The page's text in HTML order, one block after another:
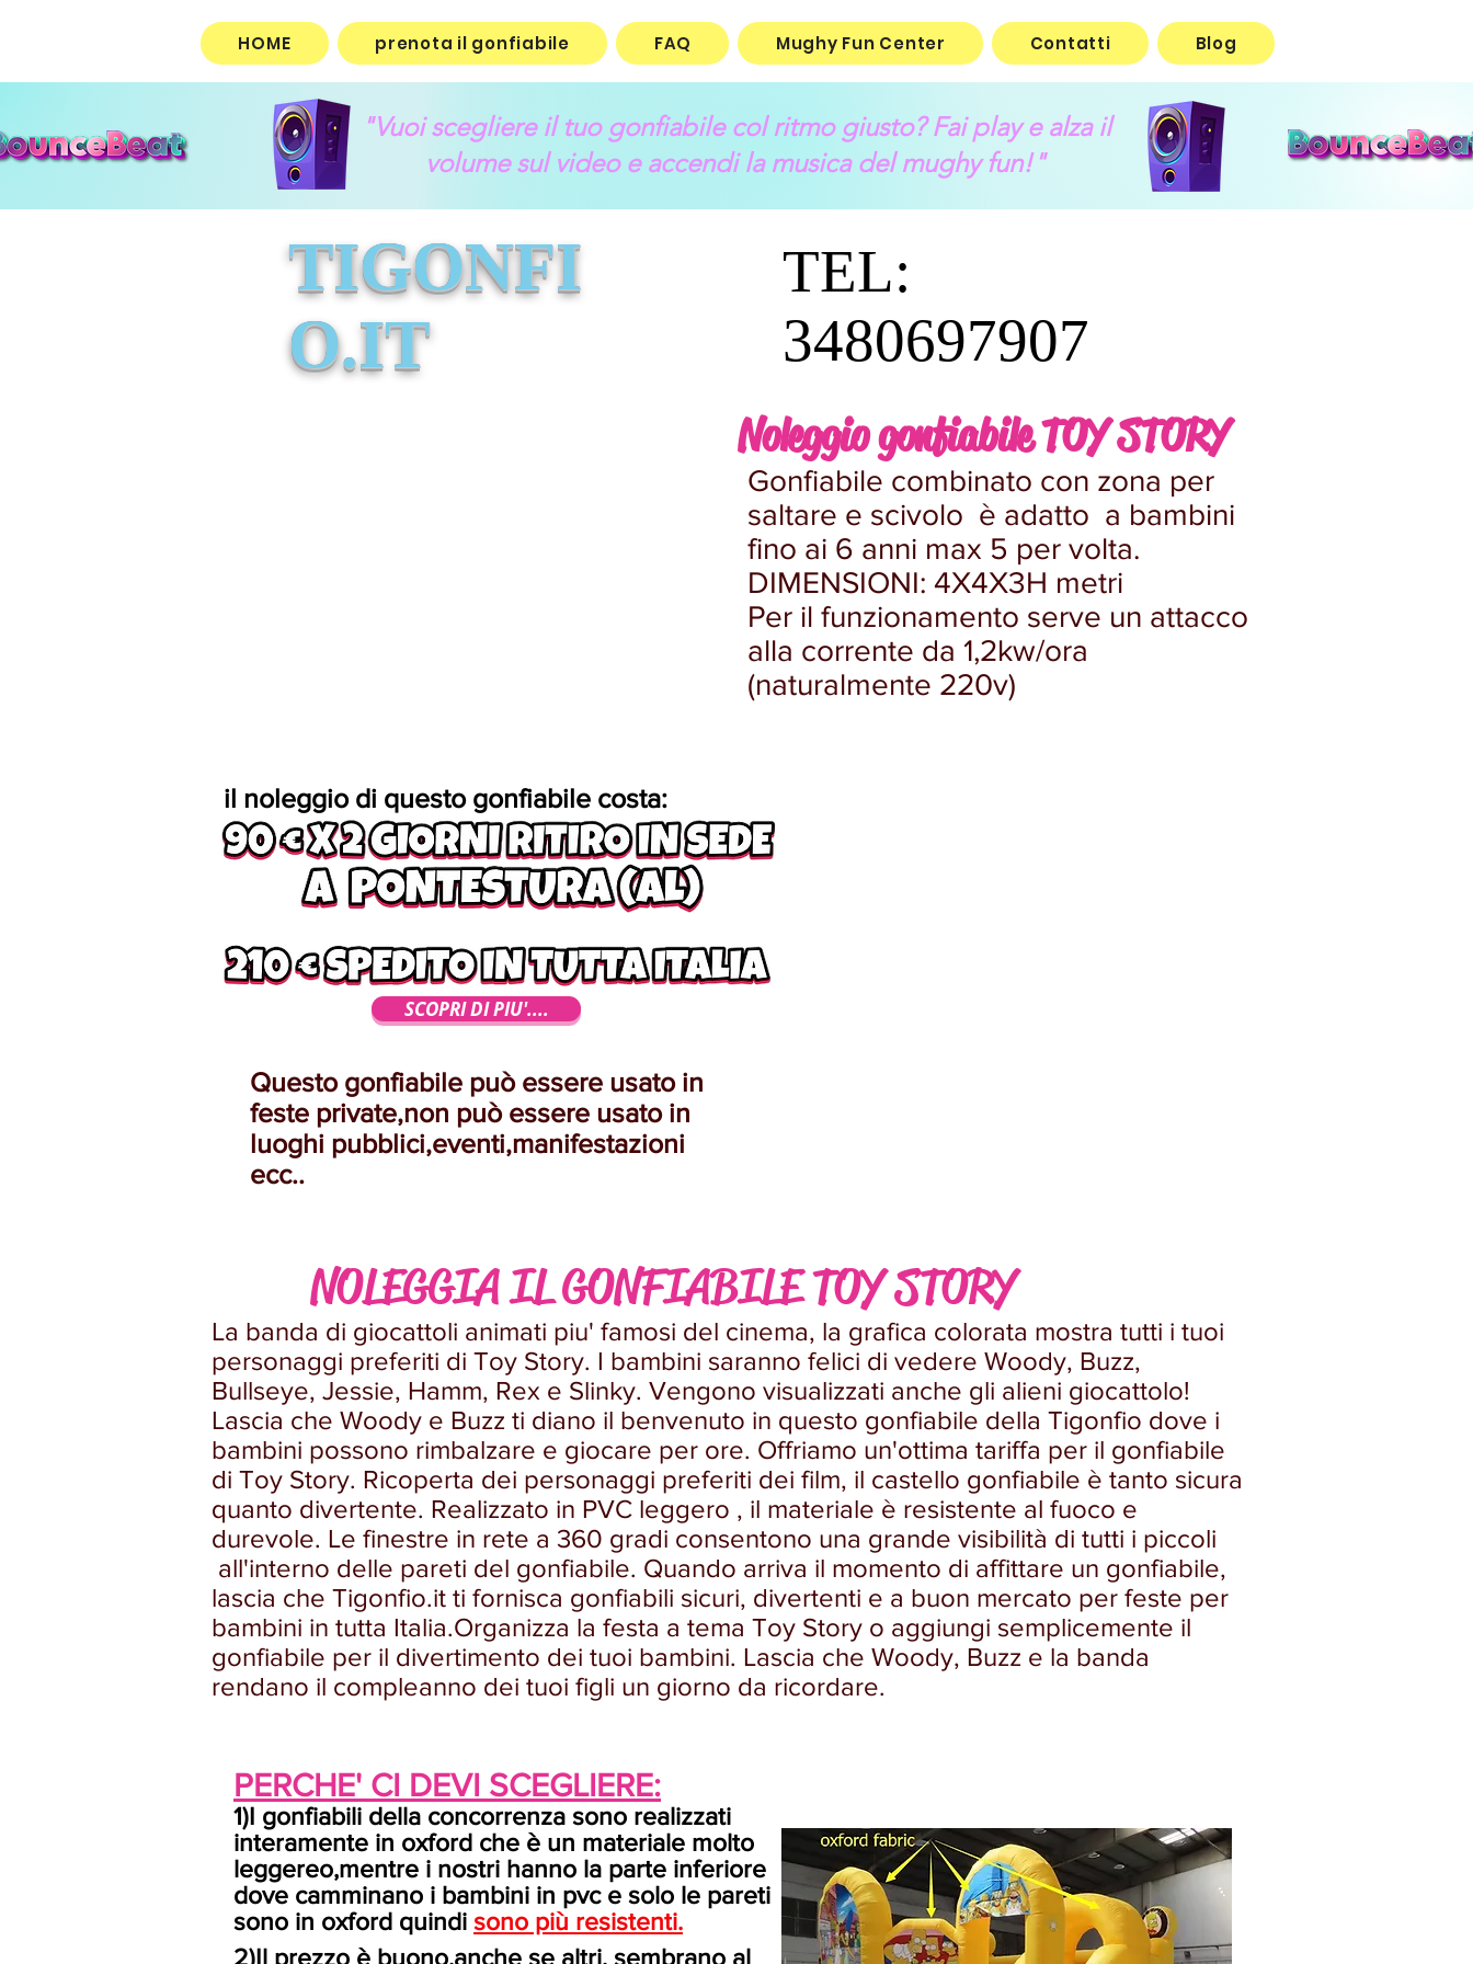
HOME prenota il gonfiabile FAQ Mughy Fun Center Contatti Blog
"Vuoi scegliere il tuo gonfiabile col ritmo giusto? Fai play e alza il
volume sul video e accendi la musica del mughy fun!"
TIGONFI
O.IT
TEL:
3480697907
Noleggio gonfiabile TOY STORY
Gonfiabile combinato con zona per
saltare e scivolo è adatto a bambini
fino ai 6 anni max 5 per volta.
DIMENSIONI: 4X4X3H metri
Per il funzionamento serve un attacco
alla corrente da 1,2kw/ora
(naturalmente 220v)
il noleggio di questo gonfiabile costa:
SCOPRI DI PIU'....
Questo gonfiabile può essere usato in
feste private,non può essere usato in
luoghi pubblici,eventi,manifestazioni
ecc..
La banda di giocattoli animati piu' famosi del cinema, la grafica colorata mostra tutti i tuoi
personaggi preferiti di Toy Story. I bambini saranno felici di vedere Woody, Buzz,
Bullseye, Jessie, Hamm, Rex e Slinky. Vengono visualizzati anche gli alieni giocattolo!
Lascia che Woody e Buzz ti diano il benvenuto in questo gonfiabile della Tigonfio dove i
bambini possono rimbalzare e giocare per ore. Offriamo un'ottima tariffa per il gonfiabile
di Toy Story. Ricoperta dei personaggi preferiti dei film, il castello gonfiabile è tanto sicura
quanto divertente. Realizzato in PVC leggero , il materiale è resistente al fuoco e
durevole. Le finestre in rete a 360 gradi consentono una grande visibilità di tutti i piccoli
all'interno delle pareti del gonfiabile. Quando arriva il momento di affittare un gonfiabile,
lascia che Tigonfio.it ti fornisca gonfiabili sicuri, divertenti e a buon mercato per feste per
bambini in tutta Italia.Organizza la festa a tema Toy Story o aggiungi semplicemente il
gonfiabile per il divertimento dei tuoi bambini. Lascia che Woody, Buzz e la banda
rendano il compleanno dei tuoi figli un giorno da ricordare.
NOLEGGIA IL GONFIABILE TOY STORY
PERCHE' CI DEVI SCEGLIERE:
1)I gonfiabili della concorrenza sono realizzati
interamente in oxford che è un materiale molto
leggereo,mentre i nostri hanno la parte inferiore
dove camminano i bambini in pvc e solo le pareti
sono in oxford quindi sono più resistenti.
2)Il prezzo è buono,anche se altri, sembrano al